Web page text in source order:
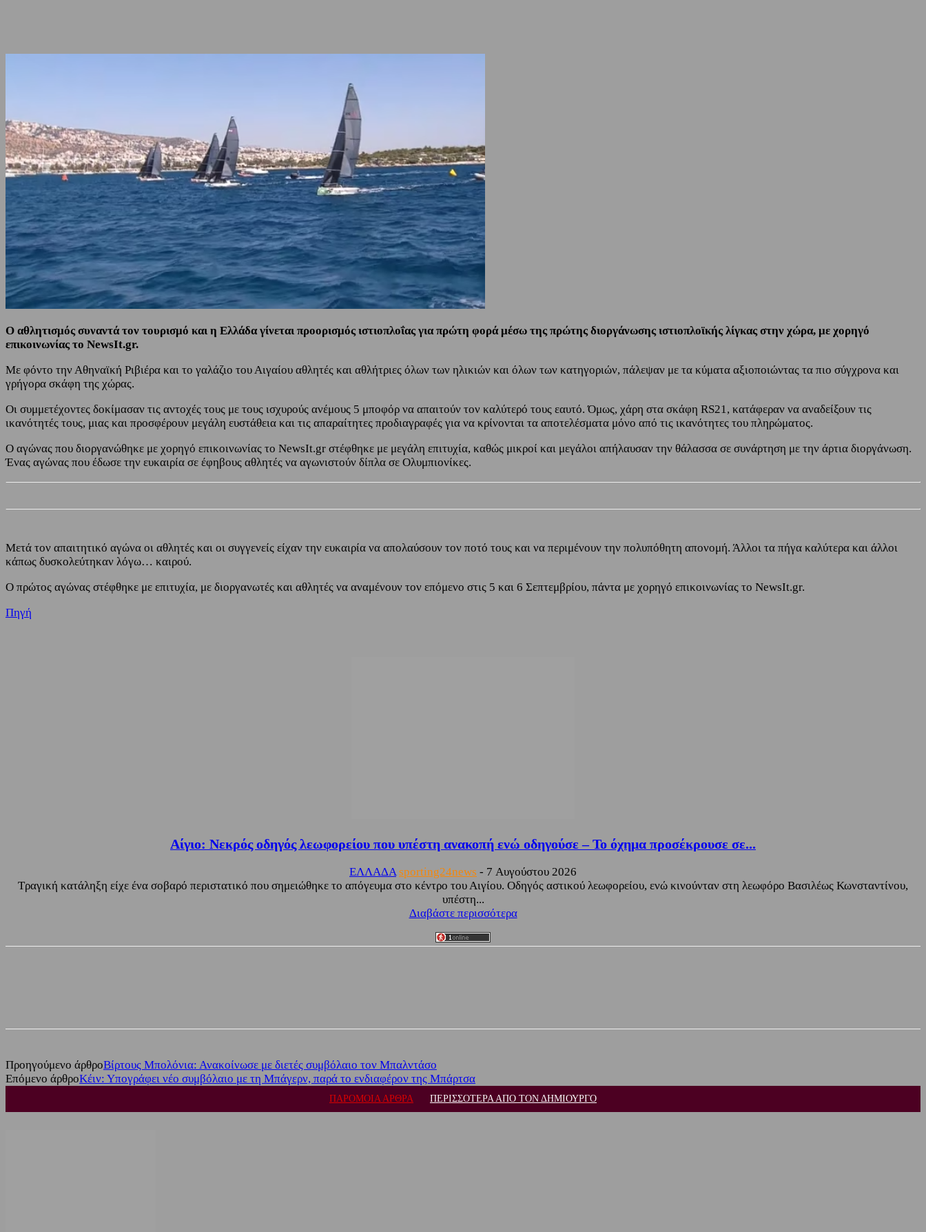
Ο αθλητισμός συναντά τον τουρισμό και η Ελλάδα γίνεται προορισμός ιστιοπλοΐας για πρώτη φορά μέσω της πρώτης διοργάνωσης ιστιοπλοϊκής λίγκας στην χώρα, με χορηγό
επικοινωνίας το NewsIt.gr.
Με φόντο την Αθηναϊκή Ριβιέρα και το γαλάζιο του Αιγαίου αθλητές και αθλήτριες όλων των ηλικιών και όλων των κατηγοριών, πάλεψαν με τα κύματα αξιοποιώντας τα πιο σύγχρονα και
γρήγορα σκάφη της χώρας.
Οι συμμετέχοντες δοκίμασαν τις αντοχές τους με τους ισχυρούς ανέμους 5 μποφόρ να απαιτούν τον καλύτερό τους εαυτό. Όμως, χάρη στα σκάφη RS21, κατάφεραν να αναδείξουν τις
ικανότητές τους, μιας και προσφέρουν μεγάλη ευστάθεια και τις απαραίτητες προδιαγραφές για να κρίνονται τα αποτελέσματα μόνο από τις ικανότητες του πληρώματος.
Ο αγώνας που διοργανώθηκε με χορηγό επικοινωνίας το NewsIt.gr στέφθηκε με μεγάλη επιτυχία, καθώς μικροί και μεγάλοι απήλαυσαν την θάλασσα σε συνάρτηση με την άρτια διοργάνωση.
Ένας αγώνας που έδωσε την ευκαιρία σε έφηβους αθλητές να αγωνιστούν δίπλα σε Ολυμπιονίκες.
Μετά τον απαιτητικό αγώνα οι αθλητές και οι συγγενείς είχαν την ευκαιρία να απολαύσουν τον ποτό τους και να περιμένουν την πολυπόθητη απονομή. Άλλοι τα πήγα καλύτερα και άλλοι
κάπως δυσκολεύτηκαν λόγω… καιρού.
Ο πρώτος αγώνας στέφθηκε με επιτυχία, με διοργανωτές και αθλητές να αναμένουν τον επόμενο στις 5 και 6 Σεπτεμβρίου, πάντα με χορηγό επικοινωνίας το NewsIt.gr.
Πηγή
Αίγιο: Νεκρός οδηγός λεωφορείου που υπέστη ανακοπή ενώ οδηγούσε – Το όχημα προσέκρουσε σε...
ΕΛΛΑΔΑ sporting24news - 7 Αυγούστου 2026
Τραγική κατάληξη είχε ένα σοβαρό περιστατικό που σημειώθηκε το απόγευμα στο κέντρο του Αιγίου. Οδηγός αστικού λεωφορείου, ενώ κινούνταν στη λεωφόρο Βασιλέως Κωνσταντίνου,
υπέστη...
Διαβάστε περισσότερα
Προηγούμενο άρθροΒίρτους Μπολόνια: Ανακοίνωσε με διετές συμβόλαιο τον Μπαλντάσο
Επόμενο άρθροΚέιν: Υπογράφει νέο συμβόλαιο με τη Μπάγερν, παρά το ενδιαφέρον της Μπάρτσα
ΠΑΡΟΜΟΙΑ ΑΡΘΡΑ ΠΕΡΙΣΣΟΤΕΡΑ ΑΠΟ ΤΟΝ ΔΗΜΙΟΥΡΓΟ